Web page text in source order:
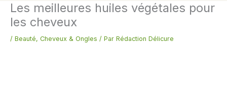
Les meilleures huiles végétales pour
les cheveux
/ Beauté, Cheveux & Ongles / Par Rédaction Délicure